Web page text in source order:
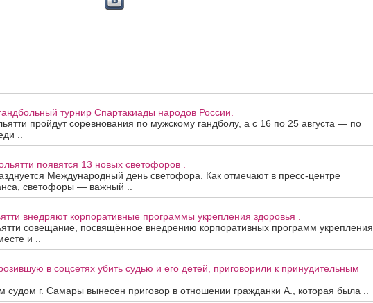
турнир Спартакиады народов России.
пройдут соревнования по мужскому гандболу, а с 16 по 25 августа — по
..
появятся 13 новых светофоров .
Международный день светофора. Как отмечают в пресс-центре
светофоры — важный ..
внедряют корпоративные программы укрепления здоровья .
совещание, посвящённое внедрению корпоративных программ укрепления
и ..
в соцсетях убить судью и его детей, приговорили к принудительным
судом г. Самары вынесен приговор в отношении гражданки А., которая была ..